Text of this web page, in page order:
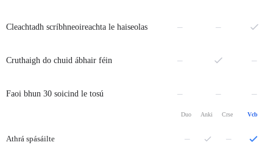
Cleachtadh scríbhneoireachta le haiseolas –Níl –Níl
Cruthaigh do chuid ábhair féin –Níl –Níl
Faoi bhun 30 soicind le tosú –Níl –Níl –Níl
Duo Anki Crse Vcb
Athrá spásáilte – –